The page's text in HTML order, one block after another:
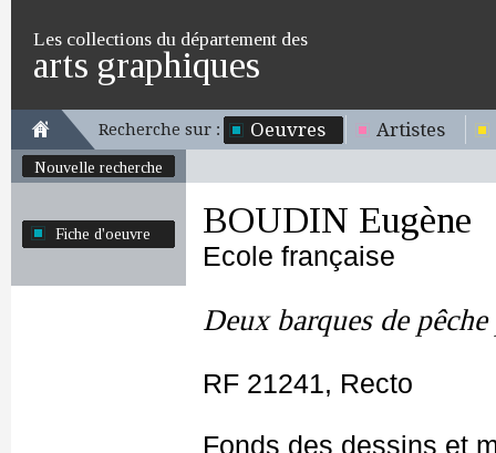
Les collections du département des
arts graphiques
Recherche sur : Oeuvres Artistes
Nouvelle recherche
Fiche d'oeuvre BOUDIN Eugène
Ecole française
Deux barques de
RF 21241, Recto
Fonds des dessins et